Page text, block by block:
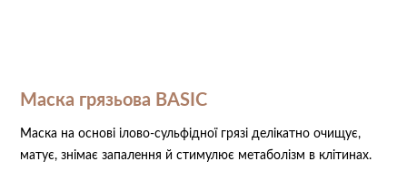
Маска грязьова BASIC
Маска на основі ілово-сульфідної грязі делікатно очищує,
матує, знімає запалення й стимулює метаболізм в клітинах.